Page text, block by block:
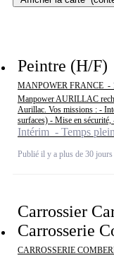
Peintre (H/F)
MANPOWER FRANCE -
Manpower AURILLAC
Aurillac. Vos missions : -
surfaces) - Mise en sécurité, -
Intérim - Temps plein
Publié il y a plus de 30 jours
Carrossier
Carrosserie
CARROSSERIE